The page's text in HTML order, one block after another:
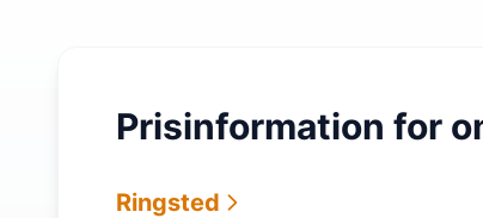
Prisinformation for
Ringsted